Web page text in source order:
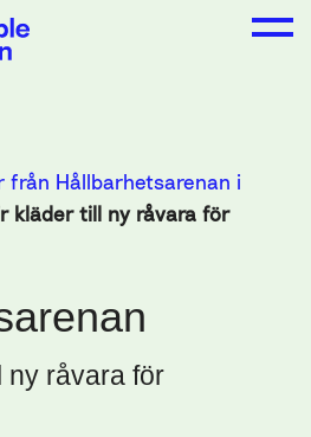
från Hållbarhetsarenan i
kläder till ny råvara för
ny råvara för